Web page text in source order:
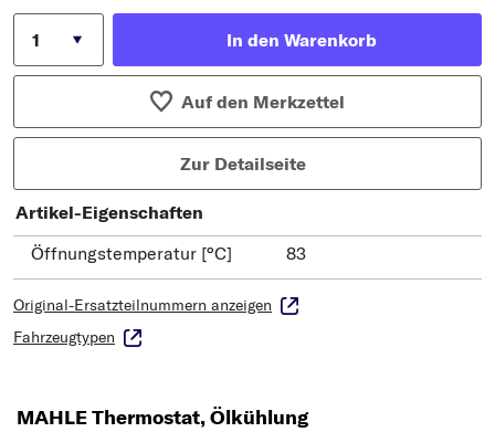
In den Warenkorb
Auf den Merkzettel
Zur Detailseite
Artikel-Eigenschaften
Öffnungstemperatur [°C]
83
Original-Ersatzteilnummern anzeigen
Fahrzeugtypen
MAHLE Thermostat, Ölkühlung